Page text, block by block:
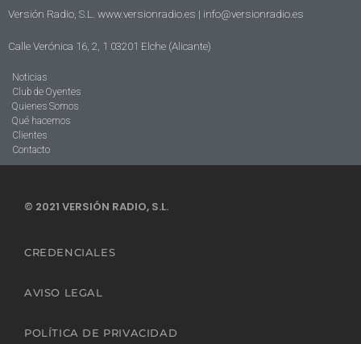
Versión Radio, S.L. www.versionradio.es | info@versionradio.es
Calle Verónica 16, 2, 1 03201 Elche (Alicante)
Noticias
Club de Oyentes
Quienes Somos
Qué hacemos
Clientes
Contacto
© 2021 VERSIÓN RADIO, S.L.
CREDENCIALES
AVISO LEGAL
POLÍTICA DE PRIVACIDAD